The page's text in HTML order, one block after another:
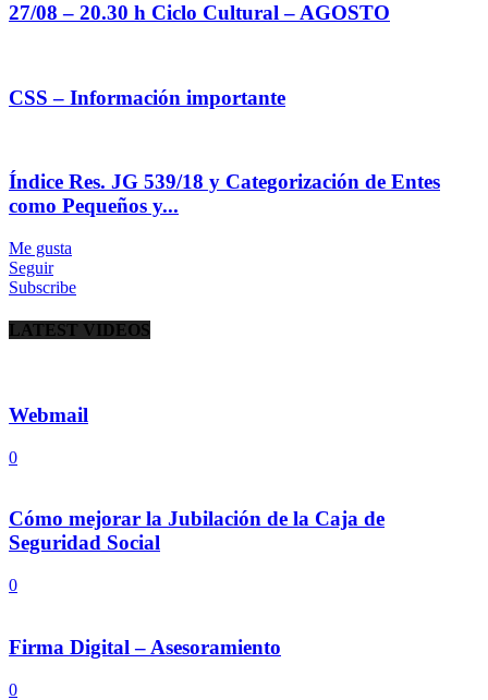
27/08 – 20.30 h Ciclo Cultural – AGOSTO
CSS – Información importante
Índice Res. JG 539/18 y Categorización de Entes
como Pequeños y...
Me gusta
Seguir
Subscribe
LATEST VIDEOS
Webmail
0
Cómo mejorar la Jubilación de la Caja de
Seguridad Social
0
Firma Digital – Asesoramiento
0